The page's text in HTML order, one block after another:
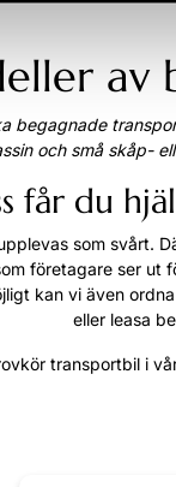
av
begagnade
och små skåp-
får du
som svårt.
företagare ser
kan vi även
eller leasa
transportbil i